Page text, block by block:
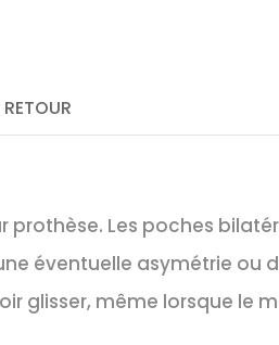
Les poches
éventuelle asymétrie ou
glisser, même lorsque le